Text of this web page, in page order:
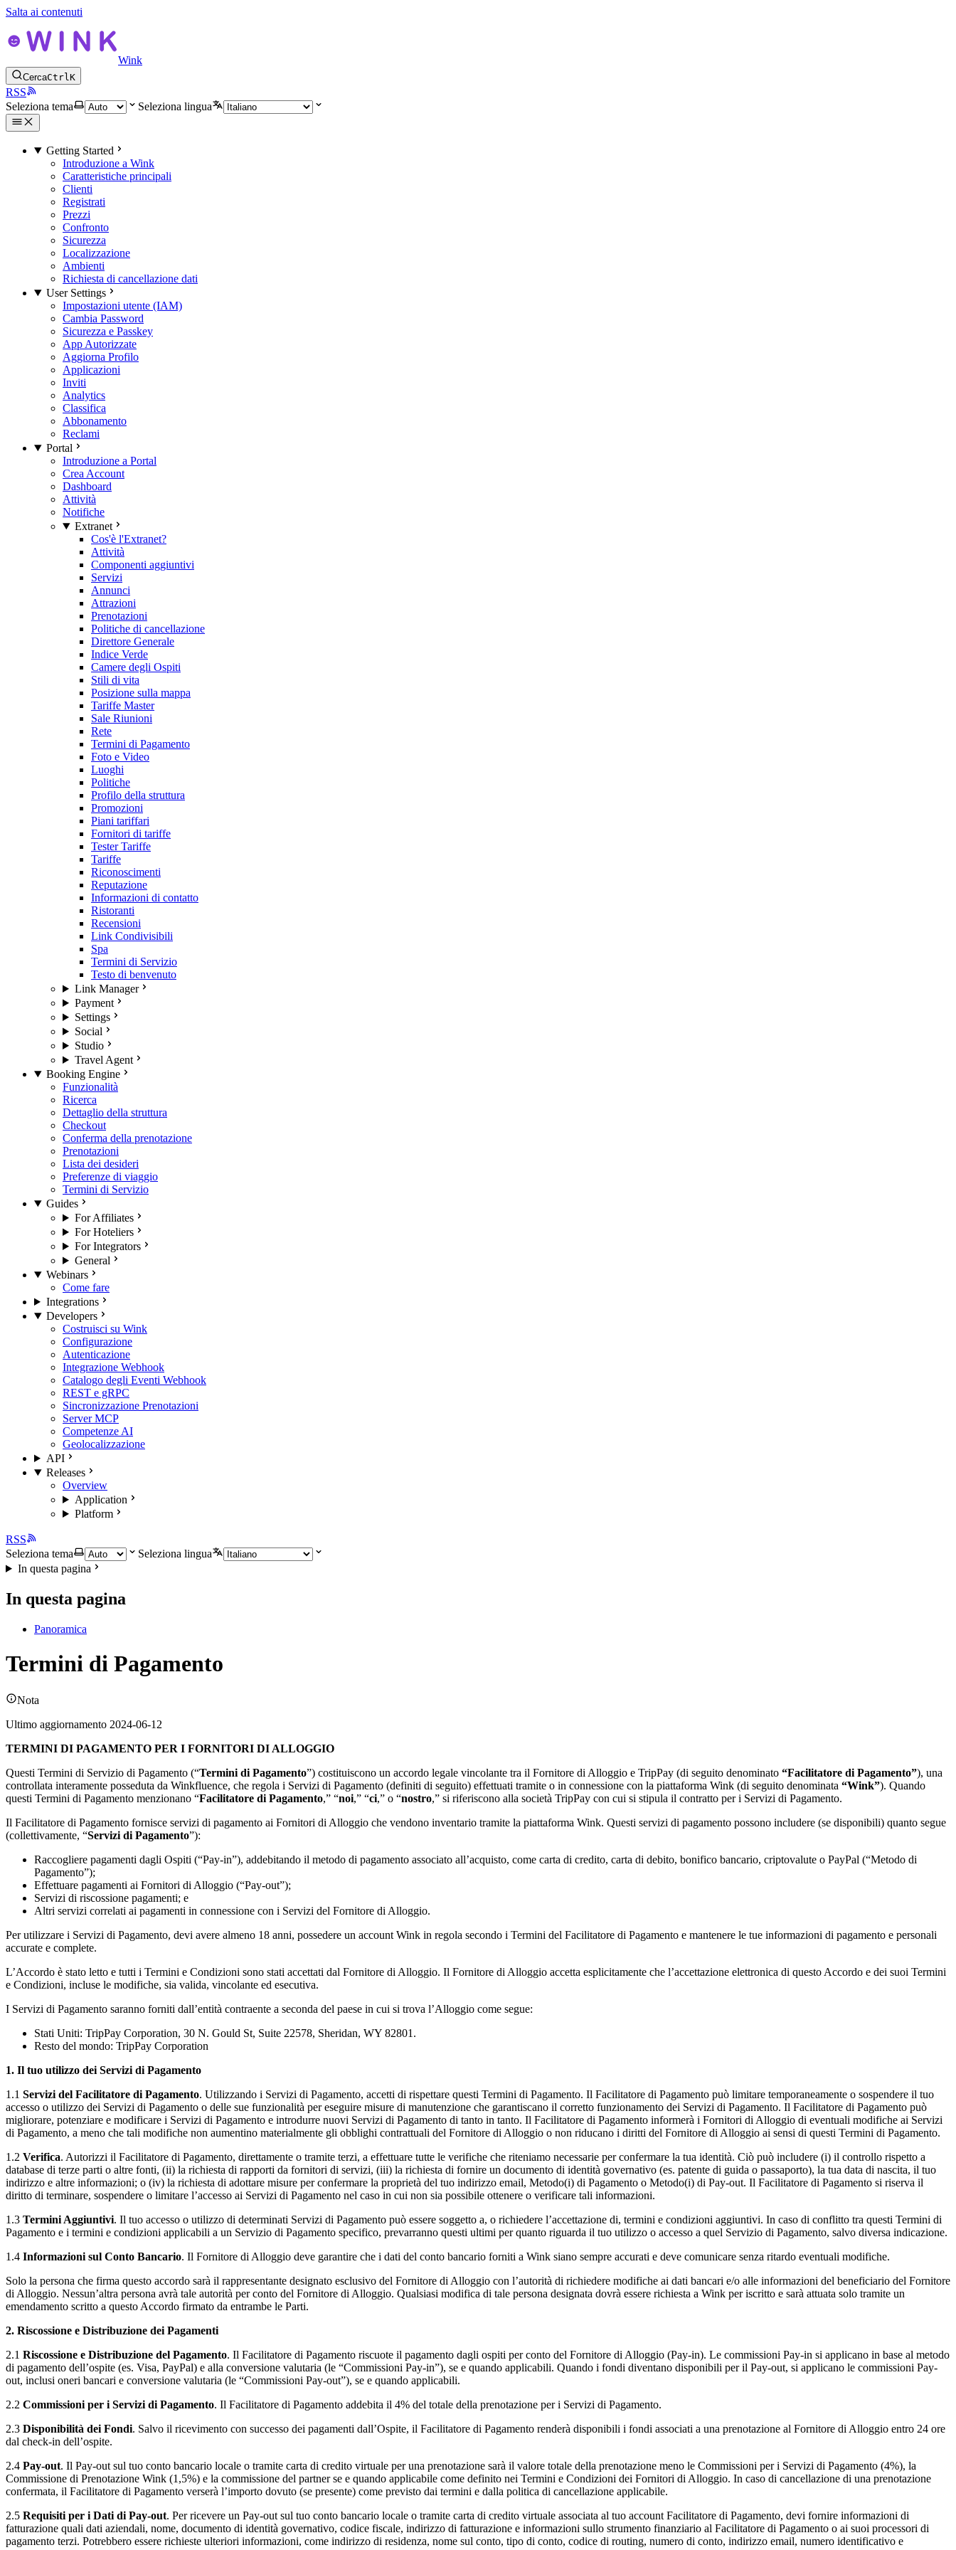
Salta ai contenuti
Wink
CercaCtrlK
RSS
Seleziona tema
Seleziona lingua
Getting Started
Introduzione a Wink
Caratteristiche principali
Clienti
Registrati
Prezzi
Confronto
Sicurezza
Localizzazione
Ambienti
Richiesta di cancellazione dati
User Settings
Impostazioni utente (IAM)
Cambia Password
Sicurezza e Passkey
App Autorizzate
Aggiorna Profilo
Applicazioni
Inviti
Analytics
Classifica
Abbonamento
Reclami
Portal
Introduzione a Portal
Crea Account
Dashboard
Attività
Notifiche
Extranet
Cos'è l'Extranet?
Attività
Componenti aggiuntivi
Servizi
Annunci
Attrazioni
Prenotazioni
Politiche di cancellazione
Direttore Generale
Indice Verde
Camere degli Ospiti
Stili di vita
Posizione sulla mappa
Tariffe Master
Sale Riunioni
Rete
Termini di Pagamento
Foto e Video
Luoghi
Politiche
Profilo della struttura
Promozioni
Piani tariffari
Fornitori di tariffe
Tester Tariffe
Tariffe
Riconoscimenti
Reputazione
Informazioni di contatto
Ristoranti
Recensioni
Link Condivisibili
Spa
Termini di Servizio
Testo di benvenuto
Link Manager
Payment
Settings
Social
Studio
Travel Agent
Booking Engine
Funzionalità
Ricerca
Dettaglio della struttura
Checkout
Conferma della prenotazione
Prenotazioni
Lista dei desideri
Preferenze di viaggio
Termini di Servizio
Guides
For Affiliates
For Hoteliers
For Integrators
General
Webinars
Come fare
Integrations
Developers
Costruisci su Wink
Configurazione
Autenticazione
Integrazione Webhook
Catalogo degli Eventi Webhook
REST e gRPC
Sincronizzazione Prenotazioni
Server MCP
Competenze AI
Geolocalizzazione
API
Releases
Overview
Application
Platform
RSS
Seleziona tema
Seleziona lingua
In questa pagina
In questa pagina
Panoramica
Termini di Pagamento
Nota
Ultimo aggiornamento 2024-06-12
TERMINI DI PAGAMENTO PER I FORNITORI DI ALLOGGIO
Questi Termini di Servizio di Pagamento (“Termini di Pagamento”) costituiscono un accordo legale vincolante tra il Fornitore di Alloggio e TripPay (di seguito denominato “Facilitatore di Pagamento”), una
controllata interamente posseduta da Winkfluence, che regola i Servizi di Pagamento (definiti di seguito) effettuati tramite o in connessione con la piattaforma Wink (di seguito denominata “Wink”). Quando
questi Termini di Pagamento menzionano “Facilitatore di Pagamento,” “noi,” “ci,” o “nostro,” si riferiscono alla società TripPay con cui si stipula il contratto per i Servizi di Pagamento.
Il Facilitatore di Pagamento fornisce servizi di pagamento ai Fornitori di Alloggio che vendono inventario tramite la piattaforma Wink. Questi servizi di pagamento possono includere (se disponibili) quanto segue
(collettivamente, “Servizi di Pagamento”):
Raccogliere pagamenti dagli Ospiti (“Pay-in”), addebitando il metodo di pagamento associato all’acquisto, come carta di credito, carta di debito, bonifico bancario, criptovalute o PayPal (“Metodo di
Pagamento”);
Effettuare pagamenti ai Fornitori di Alloggio (“Pay-out”);
Servizi di riscossione pagamenti; e
Altri servizi correlati ai pagamenti in connessione con i Servizi del Fornitore di Alloggio.
Per utilizzare i Servizi di Pagamento, devi avere almeno 18 anni, possedere un account Wink in regola secondo i Termini del Facilitatore di Pagamento e mantenere le tue informazioni di pagamento e personali
accurate e complete.
L’Accordo è stato letto e tutti i Termini e Condizioni sono stati accettati dal Fornitore di Alloggio. Il Fornitore di Alloggio accetta esplicitamente che l’accettazione elettronica di questo Accordo e dei suoi Termini
e Condizioni, incluse le modifiche, sia valida, vincolante ed esecutiva.
I Servizi di Pagamento saranno forniti dall’entità contraente a seconda del paese in cui si trova l’Alloggio come segue:
Stati Uniti: TripPay Corporation, 30 N. Gould St, Suite 22578, Sheridan, WY 82801.
Resto del mondo: TripPay Corporation
1. Il tuo utilizzo dei Servizi di Pagamento
1.1 Servizi del Facilitatore di Pagamento. Utilizzando i Servizi di Pagamento, accetti di rispettare questi Termini di Pagamento. Il Facilitatore di Pagamento può limitare temporaneamente o sospendere il tuo
accesso o utilizzo dei Servizi di Pagamento o delle sue funzionalità per eseguire misure di manutenzione che garantiscano il corretto funzionamento dei Servizi di Pagamento. Il Facilitatore di Pagamento può
migliorare, potenziare e modificare i Servizi di Pagamento e introdurre nuovi Servizi di Pagamento di tanto in tanto. Il Facilitatore di Pagamento informerà i Fornitori di Alloggio di eventuali modifiche ai Servizi
di Pagamento, a meno che tali modifiche non aumentino materialmente gli obblighi contrattuali del Fornitore di Alloggio o non riducano i diritti del Fornitore di Alloggio ai sensi di questi Termini di Pagamento.
1.2 Verifica. Autorizzi il Facilitatore di Pagamento, direttamente o tramite terzi, a effettuare tutte le verifiche che riteniamo necessarie per confermare la tua identità. Ciò può includere (i) il controllo rispetto a
database di terze parti o altre fonti, (ii) la richiesta di rapporti da fornitori di servizi, (iii) la richiesta di fornire un documento di identità governativo (es. patente di guida o passaporto), la tua data di nascita, il tuo
indirizzo e altre informazioni; o (iv) la richiesta di adottare misure per confermare la proprietà del tuo indirizzo email, Metodo(i) di Pagamento o Metodo(i) di Pay-out. Il Facilitatore di Pagamento si riserva il
diritto di terminare, sospendere o limitare l’accesso ai Servizi di Pagamento nel caso in cui non sia possibile ottenere o verificare tali informazioni.
1.3 Termini Aggiuntivi. Il tuo accesso o utilizzo di determinati Servizi di Pagamento può essere soggetto a, o richiedere l’accettazione di, termini e condizioni aggiuntivi. In caso di conflitto tra questi Termini di
Pagamento e i termini e condizioni applicabili a un Servizio di Pagamento specifico, prevarranno questi ultimi per quanto riguarda il tuo utilizzo o accesso a quel Servizio di Pagamento, salvo diversa indicazione.
1.4 Informazioni sul Conto Bancario. Il Fornitore di Alloggio deve garantire che i dati del conto bancario forniti a Wink siano sempre accurati e deve comunicare senza ritardo eventuali modifiche.
Solo la persona che firma questo accordo sarà il rappresentante designato esclusivo del Fornitore di Alloggio con l’autorità di richiedere modifiche ai dati bancari e/o alle informazioni del beneficiario del Fornitore
di Alloggio. Nessun’altra persona avrà tale autorità per conto del Fornitore di Alloggio. Qualsiasi modifica di tale persona designata dovrà essere richiesta a Wink per iscritto e sarà attuata solo tramite un
emendamento scritto a questo Accordo firmato da entrambe le Parti.
2. Riscossione e Distribuzione dei Pagamenti
2.1 Riscossione e Distribuzione del Pagamento. Il Facilitatore di Pagamento riscuote il pagamento dagli ospiti per conto del Fornitore di Alloggio (Pay-in). Le commissioni Pay-in si applicano in base al metodo
di pagamento dell’ospite (es. Visa, PayPal) e alla conversione valutaria (le “Commissioni Pay-in”), se e quando applicabili. Quando i fondi diventano disponibili per il Pay-out, si applicano le commissioni Pay-
out, inclusi oneri bancari e conversione valutaria (le “Commissioni Pay-out”), se e quando applicabili.
2.2 Commissioni per i Servizi di Pagamento. Il Facilitatore di Pagamento addebita il 4% del totale della prenotazione per i Servizi di Pagamento.
2.3 Disponibilità dei Fondi. Salvo il ricevimento con successo dei pagamenti dall’Ospite, il Facilitatore di Pagamento renderà disponibili i fondi associati a una prenotazione al Fornitore di Alloggio entro 24 ore
dal check-in dell’ospite.
2.4 Pay-out. Il Pay-out sul tuo conto bancario locale o tramite carta di credito virtuale per una prenotazione sarà il valore totale della prenotazione meno le Commissioni per i Servizi di Pagamento (4%), la
Commissione di Prenotazione Wink (1,5%) e la commissione del partner se e quando applicabile come definito nei Termini e Condizioni dei Fornitori di Alloggio. In caso di cancellazione di una prenotazione
confermata, il Facilitatore di Pagamento verserà l’importo dovuto (se presente) come previsto dai termini e dalla politica di cancellazione applicabile.
2.5 Requisiti per i Dati di Pay-out. Per ricevere un Pay-out sul tuo conto bancario locale o tramite carta di credito virtuale associata al tuo account Facilitatore di Pagamento, devi fornire informazioni di
fatturazione quali dati aziendali, nome, documento di identità governativo, codice fiscale, indirizzo di fatturazione e informazioni sullo strumento finanziario al Facilitatore di Pagamento o ai suoi processori di
pagamento terzi. Potrebbero essere richieste ulteriori informazioni, come indirizzo di residenza, nome sul conto, tipo di conto, codice di routing, numero di conto, indirizzo email, numero identificativo e